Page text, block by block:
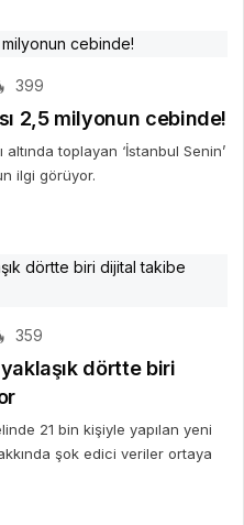
399
2,5 milyonun cebinde!
toplayan ‘İstanbul Senin’
ilgi görüyor.
359
dörtte biri
21 bin kişiyle yapılan yeni
şok edici veriler ortaya